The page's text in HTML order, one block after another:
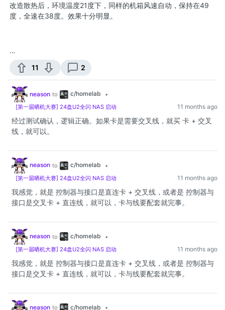
改造散热后，环境温度21度下，同样的机箱风速自动，保持在49
度，全速在38度。效果十分明显。
…
11
2
neason to c/homelab
•
[第一届晒机大赛] 24盘U2全闪 NAS 启动
11 months ago
经过测试确认，逻辑正确。如果卡是需要交叉线，就买 卡 + 交叉
线，就可以。
neason to c/homelab
•
[第一届晒机大赛] 24盘U2全闪 NAS 启动
11 months ago
我感觉，就是 控制器与接口是直连卡 + 交叉线，或者是 控制器与
接口是交叉卡 + 直连线，就可以，卡与线要配套就完事。
neason to c/homelab
•
[第一届晒机大赛] 24盘U2全闪 NAS 启动
11 months ago
我感觉，就是 控制器与接口是直连卡 + 交叉线，或者是 控制器与
接口是交叉卡 + 直连线，就可以，卡与线要配套就完事。
neason to c/homelab
•